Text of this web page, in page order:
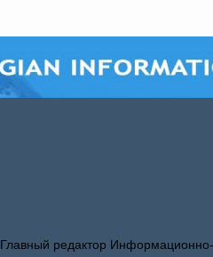
Главный редактор